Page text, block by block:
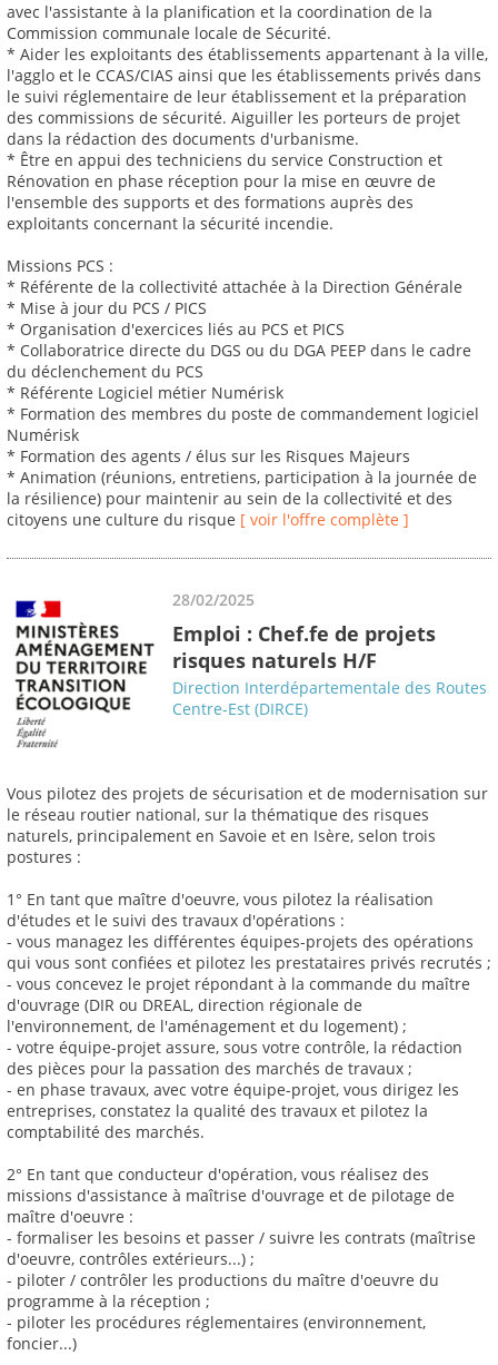
avec l'assistante à la planification et la coordination de la
Commission communale locale de Sécurité.
* Aider les exploitants des établissements appartenant à la ville,
l'agglo et le CCAS/CIAS ainsi que les établissements privés dans
le suivi réglementaire de leur établissement et la préparation
des commissions de sécurité. Aiguiller les porteurs de projet
dans la rédaction des documents d'urbanisme.
* Être en appui des techniciens du service Construction et
Rénovation en phase réception pour la mise en œuvre de
l'ensemble des supports et des formations auprès des
exploitants concernant la sécurité incendie.
Missions PCS :
* Référente de la collectivité attachée à la Direction Générale
* Mise à jour du PCS / PICS
* Organisation d'exercices liés au PCS et PICS
* Collaboratrice directe du DGS ou du DGA PEEP dans le cadre
du déclenchement du PCS
* Référente Logiciel métier Numérisk
* Formation des membres du poste de commandement logiciel
Numérisk
* Formation des agents / élus sur les Risques Majeurs
* Animation (réunions, entretiens, participation à la journée de
la résilience) pour maintenir au sein de la collectivité et des
citoyens une culture du risque [ voir l'offre complète ]
28/02/2025
Emploi : Chef.fe de projets
risques naturels H/F
Direction Interdépartementale des Routes
Centre-Est (DIRCE)
Vous pilotez des projets de sécurisation et de modernisation sur
le réseau routier national, sur la thématique des risques
naturels, principalement en Savoie et en Isère, selon trois
postures :
1° En tant que maître d'oeuvre, vous pilotez la réalisation
d'études et le suivi des travaux d'opérations :
- vous managez les différentes équipes-projets des opérations
qui vous sont confiées et pilotez les prestataires privés recrutés ;
- vous concevez le projet répondant à la commande du maître
d'ouvrage (DIR ou DREAL, direction régionale de
l'environnement, de l'aménagement et du logement) ;
- votre équipe-projet assure, sous votre contrôle, la rédaction
des pièces pour la passation des marchés de travaux ;
- en phase travaux, avec votre équipe-projet, vous dirigez les
entreprises, constatez la qualité des travaux et pilotez la
comptabilité des marchés.
2° En tant que conducteur d'opération, vous réalisez des
missions d'assistance à maîtrise d'ouvrage et de pilotage de
maître d'oeuvre :
- formaliser les besoins et passer / suivre les contrats (maîtrise
d'oeuvre, contrôles extérieurs...) ;
- piloter / contrôler les productions du maître d'oeuvre du
programme à la réception ;
- piloter les procédures réglementaires (environnement,
foncier...)